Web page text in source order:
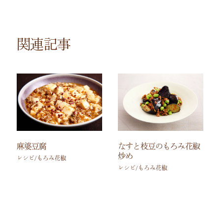
関連記事
麻婆豆腐
レシピ/もろみ花椒
なすと枝豆のもろみ花椒
炒め
レシピ/もろみ花椒